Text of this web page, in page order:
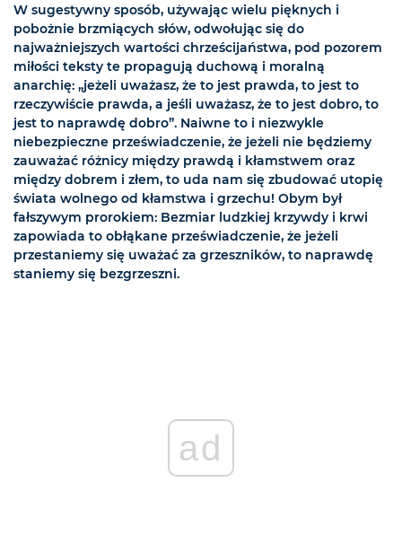
W sugestywny sposób, używając wielu pięknych i
pobożnie brzmiących słów, odwołując się do
najważniejszych wartości chrześcijaństwa, pod pozorem
miłości teksty te propagują duchową i moralną
anarchię: „jeżeli uważasz, że to jest prawda, to jest to
rzeczywiście prawda, a jeśli uważasz, że to jest dobro, to
jest to naprawdę dobro”. Naiwne to i niezwykle
niebezpieczne przeświadczenie, że jeżeli nie będziemy
zauważać różnicy między prawdą i kłamstwem oraz
między dobrem i złem, to uda nam się zbudować utopię
świata wolnego od kłamstwa i grzechu! Obym był
fałszywym prorokiem: Bezmiar ludzkiej krzywdy i krwi
zapowiada to obłąkane przeświadczenie, że jeżeli
przestaniemy się uważać za grzeszników, to naprawdę
staniemy się bezgrzeszni.
ad